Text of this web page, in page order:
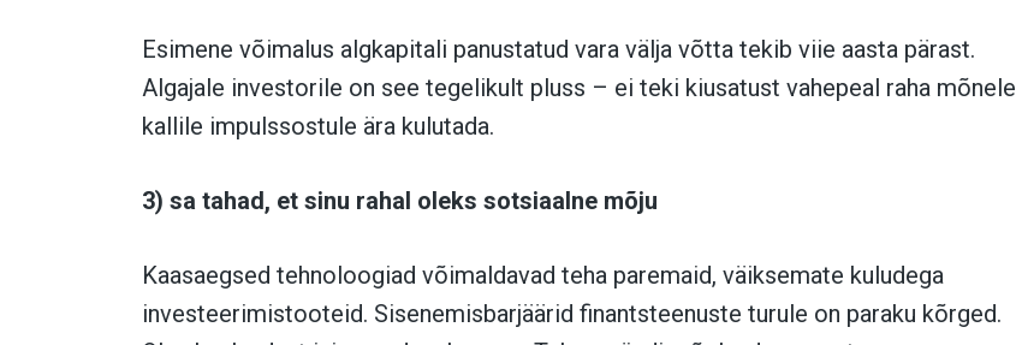
Esimene võimalus algkapitali panustatud vara välja võtta tekib viie aasta pärast.
Algajale investorile on see tegelikult pluss – ei teki kiusatust vahepeal raha mõnele
kallile impulssostule ära kulutada.
3) sa tahad, et sinu rahal oleks sotsiaalne mõju
Kaasaegsed tehnoloogiad võimaldavad teha paremaid, väiksemate kuludega
investeerimistooteid. Sisenemisbarjäärid finantsteenuste turule on paraku kõrged.